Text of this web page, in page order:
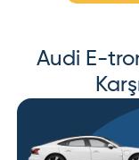
Audi E-